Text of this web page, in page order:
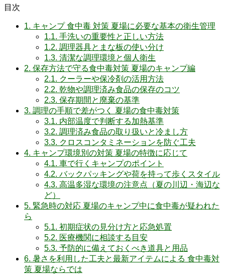
目次
1. キャンプ 食中毒 対策 夏場に必要な基本の衛生管理
1.1. 手洗いの重要性と正しい方法
1.2. 調理器具とまな板の使い分け
1.3. 清潔な調理環境と個人衛生
2. 保存方法で守る食中毒対策 夏場のキャンプ編
2.1. クーラーや保冷剤の活用方法
2.2. 乾物や調理済み食品の保存のコツ
2.3. 保存期間と廃棄の基準
3. 調理の手順で差がつく 夏場の食中毒対策
3.1. 内部温度で判断する加熱基準
3.2. 調理済み食品の取り扱いと冷まし方
3.3. クロスコンタミネーションを防ぐ工夫
4. キャンプ環境別の対策 夏場の特徴に応じて
4.1. 車で行くキャンプのポイント
4.2. バックパッキングや荷を持って歩くスタイル
4.3. 高温多湿な環境の注意点（夏の川辺・海辺な
ど）
5. 緊急時の対応 夏場のキャンプ中に食中毒が疑われた
ら
5.1. 初期症状の見分け方と応急処置
5.2. 医療機関に相談する目安
5.3. 予防的に備えておくべき道具と用品
6. 暑さを利用した工夫と最新アイテムによる 食中毒対
策 夏場ならでは